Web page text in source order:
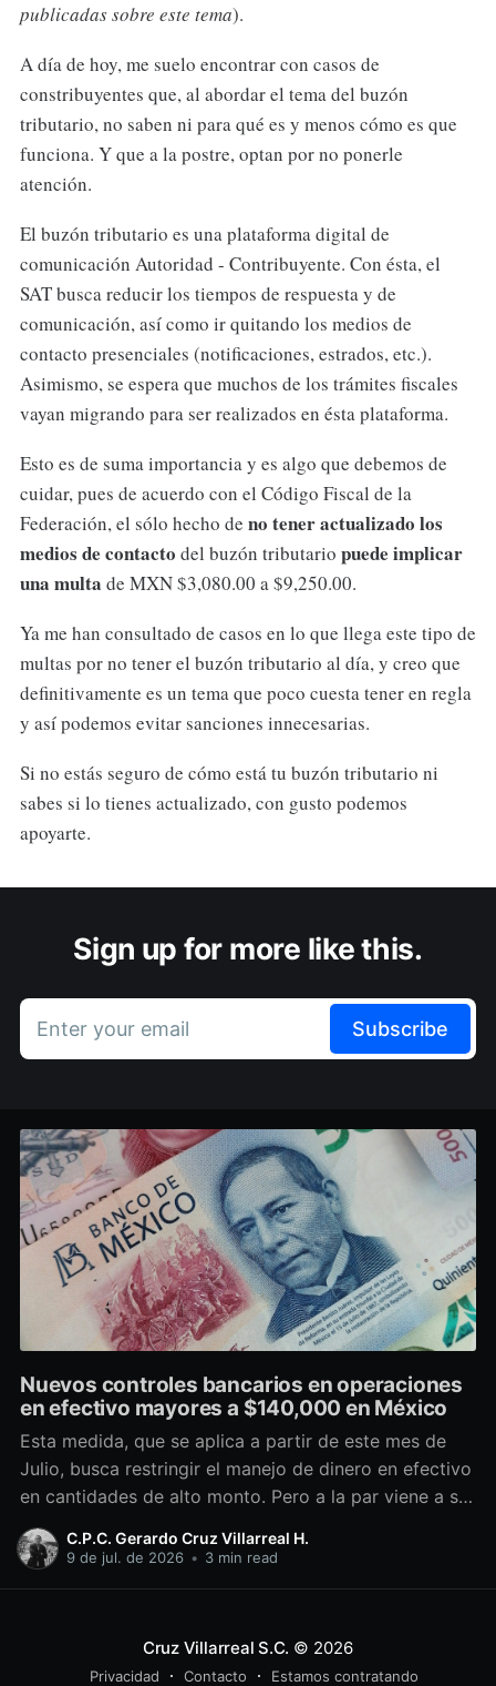
publicadas sobre este tema).
A día de hoy, me suelo encontrar con casos de
constribuyentes que, al abordar el tema del buzón
tributario, no saben ni para qué es y menos cómo es que
funciona. Y que a la postre, optan por no ponerle
atención.
El buzón tributario es una plataforma digital de
comunicación Autoridad - Contribuyente. Con ésta, el
SAT busca reducir los tiempos de respuesta y de
comunicación, así como ir quitando los medios de
contacto presenciales (notificaciones, estrados, etc.).
Asimismo, se espera que muchos de los trámites fiscales
vayan migrando para ser realizados en ésta plataforma.
Esto es de suma importancia y es algo que debemos de
cuidar, pues de acuerdo con el Código Fiscal de la
Federación, el sólo hecho de no tener actualizado los
medios de contacto del buzón tributario puede implicar
una multa de MXN $3,080.00 a $9,250.00.
Ya me han consultado de casos en lo que llega este tipo de
multas por no tener el buzón tributario al día, y creo que
definitivamente es un tema que poco cuesta tener en regla
y así podemos evitar sanciones innecesarias.
Si no estás seguro de cómo está tu buzón tributario ni
sabes si lo tienes actualizado, con gusto podemos
apoyarte.
Sign up for more like this.
Enter your email Subscribe
Nuevos controles bancarios en operaciones
en efectivo mayores a $140,000 en México
Esta medida, que se aplica a partir de este mes de
Julio, busca restringir el manejo de dinero en efectivo
en cantidades de alto monto. Pero a la par viene a ser
un candado operativo adicional con el que cumplir.
Antecedentes Desde hace casi 20 años, las
C.P.C. Gerardo Cruz Villarreal H.
9 de jul. de 2026 • 3 min read
Cruz Villarreal S.C. © 2026
Privacidad Contacto Estamos contratando